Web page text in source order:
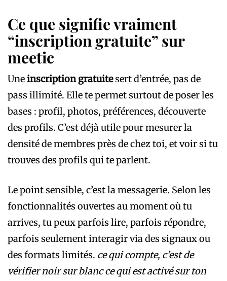
Ce que signifie vraiment
“inscription gratuite” sur
meetic
Uneinscription gratuitesert d’entrée, pas de
pass illimité. Elle te permet surtout de poser les
bases : profil, photos, préférences, découverte
des profils. C’est déjà utile pour mesurer la
densité de membres près de chez toi, et voir si tu
trouves des profils qui te parlent.
Le point sensible, c’est la messagerie. Selon les
fonctionnalités ouvertes au moment où tu
arrives, tu peux parfois lire, parfois répondre,
parfois seulement interagir via des signaux ou
des formats limités. ce qui compte, c’est de
vérifier noir sur blanc ce qui est activé sur ton